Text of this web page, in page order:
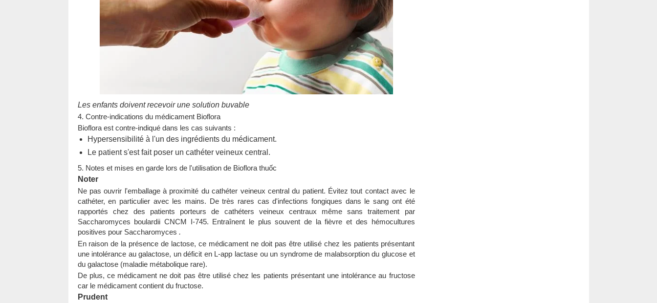
Les enfants doivent recevoir une solution buvable
4. Contre-indications du médicament Bioflora
Bioflora est contre-indiqué dans les cas suivants :
Hypersensibilité à l'un des ingrédients du médicament.
Le patient s'est fait poser un cathéter veineux central.
5. Notes et mises en garde lors de l'utilisation de Bioflora thuốc
Noter
Ne pas ouvrir l'emballage à proximité du cathéter veineux central du patient. Évitez tout contact avec le
cathéter, en particulier avec les mains. De très rares cas d'infections fongiques dans le sang ont été
rapportés chez des patients porteurs de cathéters veineux centraux même sans traitement par
Saccharomyces boulardii CNCM I-745. Entraînent le plus souvent de la fièvre et des hémocultures
positives pour Saccharomyces .
En raison de la présence de lactose, ce médicament ne doit pas être utilisé chez les patients présentant
une intolérance au galactose, un déficit en L-app lactase ou un syndrome de malabsorption du glucose et
du galactose (maladie métabolique rare).
De plus, ce médicament ne doit pas être utilisé chez les patients présentant une intolérance au fructose
car le médicament contient du fructose.
Prudent